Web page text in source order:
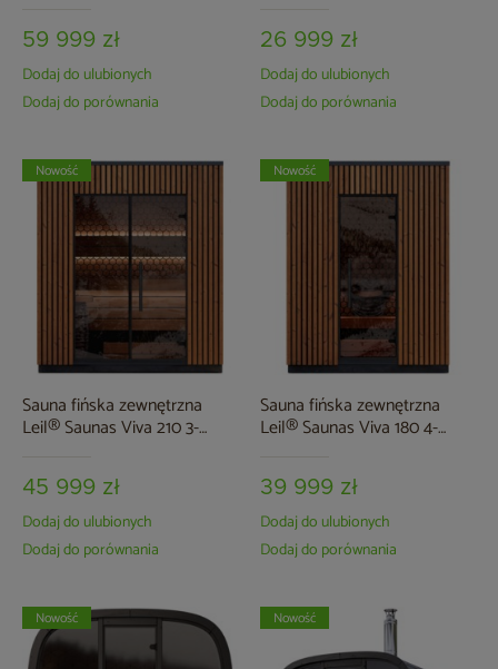
59 999 zł
Dodaj do ulubionych
Dodaj do porównania
26 999 zł
Dodaj do ulubionych
Dodaj do porównania
Sauna fińska zewnętrzna
Leil® Saunas Viva 210 3-
45 999 zł
Nowość
Dodaj do ulubionych
Dodaj do porównania
Sauna fińska zewnętrzna
Leil® Saunas Viva 180 4-
39 999 zł
Nowość
Dodaj do ulubionych
Dodaj do porównania
Nowość Nowość